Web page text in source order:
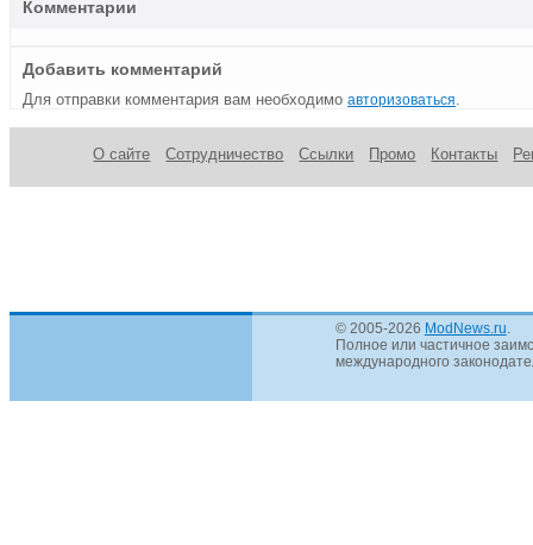
Комментарии
Добавить комментарий
Для отправки комментария вам необходимо авторизоваться
О сайте Сотрудничество Ссылки Промо Контакты
© 2005-2026 ModNews.ru
Полное или частичное
международного